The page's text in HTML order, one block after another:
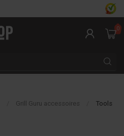
0
Grill Guru accessoires Tools